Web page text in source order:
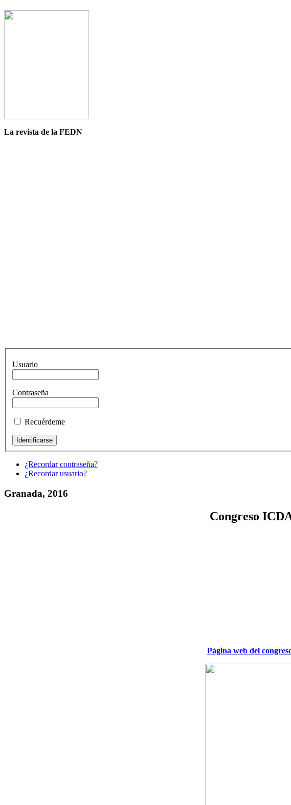
La revista de la FEDN
Usuario
Contraseña
Recuérdeme
¿Recordar contraseña?
¿Recordar usuario?
Granada, 2016
Congreso
Página web del